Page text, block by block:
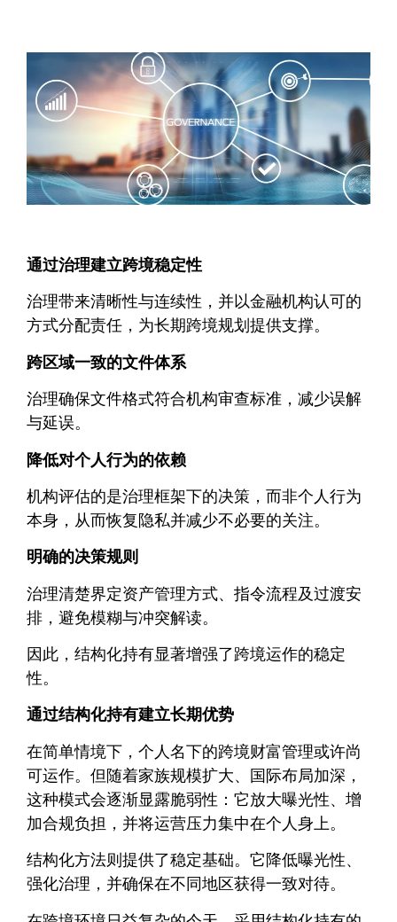
通过治理建立跨境稳定性
治理带来清晰性与连续性，并以金融机构认可的
方式分配责任，为长期跨境规划提供支撑。
跨区域一致的文件体系
治理确保文件格式符合机构审查标准，减少误解
与延误。
降低对个人行为的依赖
机构评估的是治理框架下的决策，而非个人行为
本身，从而恢复隐私并减少不必要的关注。
明确的决策规则
治理清楚界定资产管理方式、指令流程及过渡安
排，避免模糊与冲突解读。
因此，结构化持有显著增强了跨境运作的稳定
性。
通过结构化持有建立长期优势
在简单情境下，个人名下的跨境财富管理或许尚
可运作。但随着家族规模扩大、国际布局加深，
这种模式会逐渐显露脆弱性：它放大曝光性、增
加合规负担，并将运营压力集中在个人身上。
结构化方法则提供了稳定基础。它降低曝光性、
强化治理，并确保在不同地区获得一致对待。